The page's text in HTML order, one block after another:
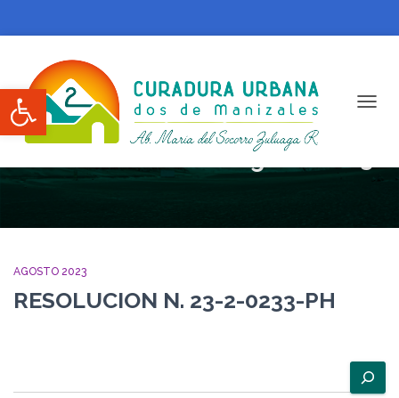
Abrir barra de herramientas
Otras Actuaciones agosto 2023
AGOSTO 2023
RESOLUCION N. 23-2-0233-PH
u